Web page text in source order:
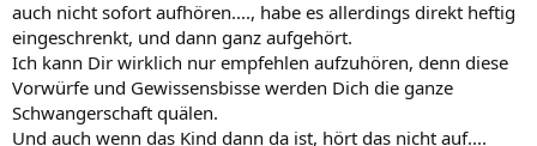
auch nicht sofort aufhören...., habe es allerdings direkt heftig
eingeschrenkt, und dann ganz aufgehört.
Ich kann Dir wirklich nur empfehlen aufzuhören, denn diese
Vorwürfe und Gewissensbisse werden Dich die ganze
Schwangerschaft quälen.
Und auch wenn das Kind dann da ist, hört das nicht auf....